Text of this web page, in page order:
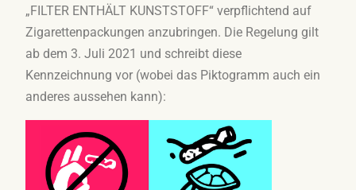
„FILTER ENTHÄLT KUNSTSTOFF“ verpflichtend auf
Zigarettenpackungen anzubringen. Die Regelung gilt
ab dem 3. Juli 2021 und schreibt diese
Kennzeichnung vor (wobei das Piktogramm auch ein
anderes aussehen kann):